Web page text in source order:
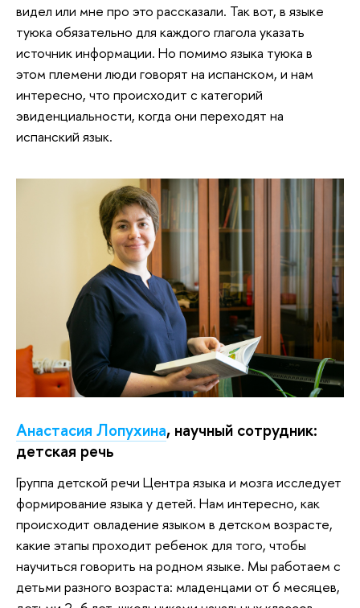
видел или мне про это рассказали. Так вот, в языке
туюка обязательно для каждого глагола указать
источник информации. Но помимо языка туюка в
этом племени люди говорят на испанском, и нам
интересно, что происходит с категорий
эвиденциальности, когда они переходят на
испанский язык.
Анастасия Лопухина, научный сотрудник:
детская речь
Группа детской речи Центра языка и мозга исследует
формирование языка у детей. Нам интересно, как
происходит овладение языком в детском возрасте,
какие этапы проходит ребенок для того, чтобы
научиться говорить на родном языке. Мы работаем с
детьми разного возраста: младенцами от 6 месяцев,